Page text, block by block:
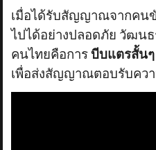
เมื่อได้รับสัญญาณจากคน
ไปได้อย่างปลอดภัย วัฒน
คนไทยคือการบีบแตรสั้นๆ
เพื่อส่งสัญญาณตอบรับคว